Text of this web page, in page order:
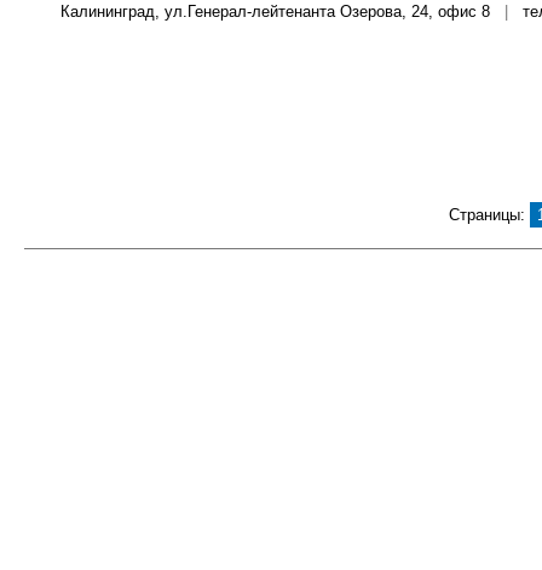
Калининград, ул.Генерал-лейтенанта Озерова, 24, офис 8
Страницы: